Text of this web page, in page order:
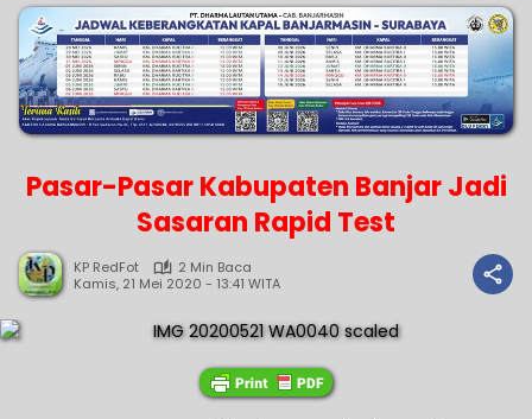
Pasar-Pasar Kabupaten Banjar Jadi
Sasaran Rapid Test
KP RedFot
2 Min Baca
Kamis, 21 Mei 2020 - 13:41 WITA